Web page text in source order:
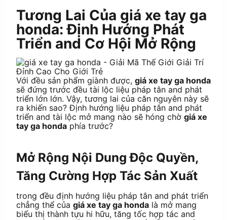
Tương Lai Của giá xe tay ga
honda: Định Hướng Phát
Triển and Cơ Hội Mở Rộng
Với đều sản phẩm giành được, giá xe tay ga honda
sẽ đứng trước đều tài lộc liệu pháp tân and phát
triển lớn lớn. Vậy, tương lai của căn nguyên này sẽ
ra khiến sao? Định hướng liệu pháp tân and phát
triển and tài lộc mở mang nào sẽ hóng chờ giá xe
tay ga honda phía trước?
Mở Rộng Nội Dung Độc Quyền,
Tăng Cường Hợp Tác Sản Xuất
trong đều định hướng liệu pháp tân and phát triển
chẳng thể của giá xe tay ga honda là mở mang
biểu thị thành tựu hi hữu, tăng tốc hợp tác and